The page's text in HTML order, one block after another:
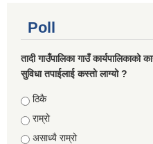
Poll
तादी गाउँपालिका गाउँ कार्यपालिकाको
सुविधा तपाईलाई कस्तो लाग्यो ?
Choices
ठिकै
राम्रो
असाध्यै राम्रो